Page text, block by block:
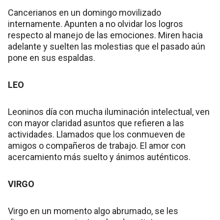
Cancerianos en un domingo movilizado
internamente. Apunten a no olvidar los logros
respecto al manejo de las emociones. Miren hacia
adelante y suelten las molestias que el pasado aún
pone en sus espaldas.
LEO
Leoninos día con mucha iluminación intelectual, ven
con mayor claridad asuntos que refieren a las
actividades. Llamados que los conmueven de
amigos o compañeros de trabajo. El amor con
acercamiento más suelto y ánimos auténticos.
VIRGO
Virgo en un momento algo abrumado, se les